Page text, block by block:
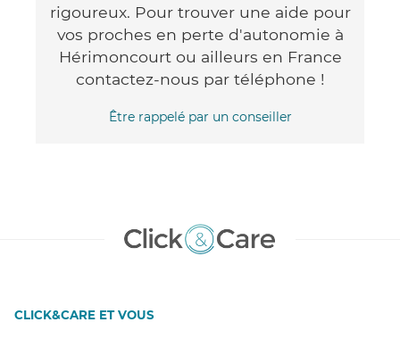
rigoureux. Pour trouver une aide pour
vos proches en perte d'autonomie à
Hérimoncourt ou ailleurs en France
contactez-nous par téléphone !
Être rappelé par un conseiller
CLICK&CARE ET VOUS